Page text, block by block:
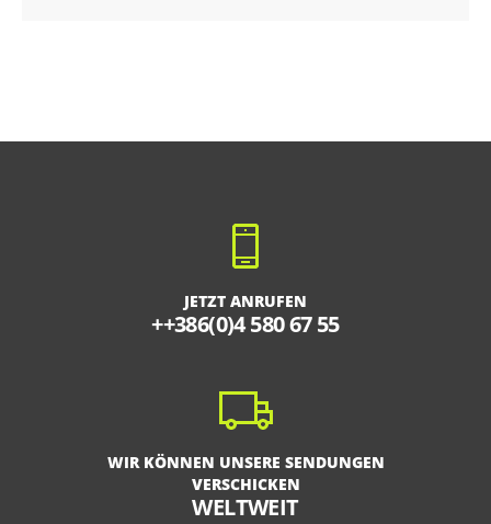
JETZT ANRUFEN
++386(0)4 580 67 55
WIR KÖNNEN UNSERE SENDUNGEN
VERSCHICKEN
WELTWEIT